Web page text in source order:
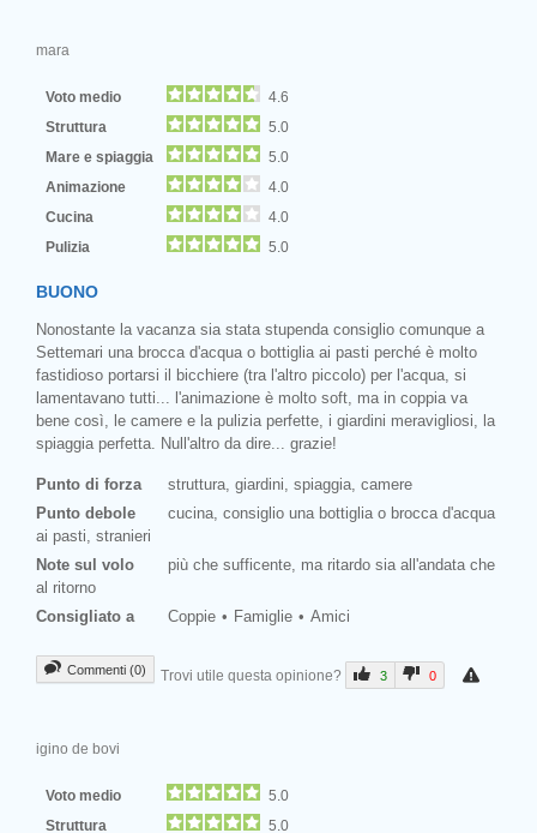
mara
Voto medio
4.6
Struttura
5.0
Mare e spiaggia
5.0
Animazione
4.0
Cucina
4.0
Pulizia
5.0
BUONO
Nonostante la vacanza sia stata stupenda consiglio comunque a
Settemari una brocca d'acqua o bottiglia ai pasti perché è molto
fastidioso portarsi il bicchiere (tra l'altro piccolo) per l'acqua, si
lamentavano tutti... l'animazione è molto soft, ma in coppia va
bene così, le camere e la pulizia perfette, i giardini meravigliosi, la
spiaggia perfetta. Null'altro da dire... grazie!
Punto di forza
struttura, giardini, spiaggia, camere
Punto debole
cucina, consiglio una bottiglia o brocca d'acqua
ai pasti, stranieri
Note sul volo
più che sufficente, ma ritardo sia all'andata che
al ritorno
Consigliato a
Coppie Famiglie Amici
Commenti (0) Trovi utile questa opinione? 3 0
igino de bovi
Voto medio
5.0
Struttura
5.0